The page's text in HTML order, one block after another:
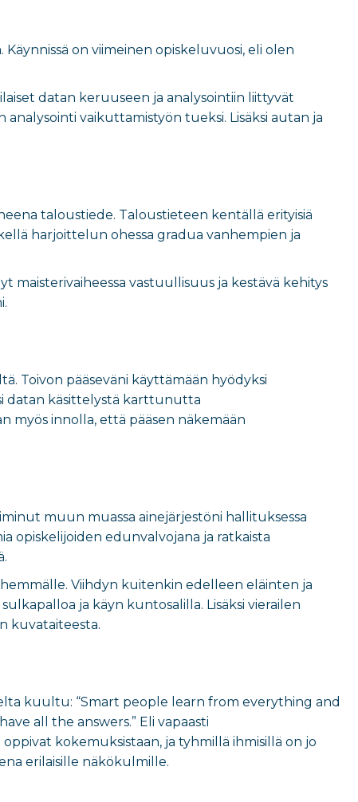
on viimeinen opiskeluvuosi, eli olen
datan keruuseen ja analysointiin liittyvät
vaikuttamistyön tueksi. Lisäksi autan ja
taloustiede. Taloustieteen kentällä erityisiä
harjoittelun ohessa gradua vanhempien ja
vastuullisuus ja kestävä kehitys
Toivon pääseväni käyttämään hyödyksi
datan käsittelystä karttunutta
myös innolla, että pääsen näkemään
muun muassa ainejärjestöni hallituksessa
opiskelijoiden edunvalvojana ja ratkaista
Viihdyn kuitenkin edelleen eläinten ja
ja käyn kuntosalilla. Lisäksi vierailen
kuvataiteesta.
kuultu: “Smart people learn from everything and
all the answers.” Eli vapaasti
kokemuksistaan, ja tyhmillä ihmisillä on jo
erilaisille näkökulmille.